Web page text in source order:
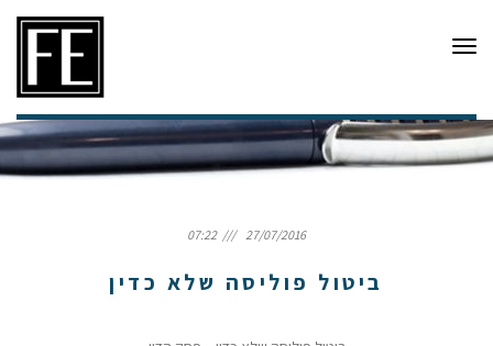
תפריט
חדשות ועדכונים
27/07/2016
07:22
ביטול פוליסה שלא כדין